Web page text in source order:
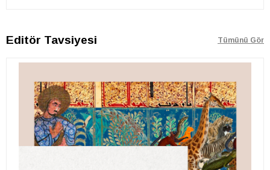
Editör Tavsiyesi Tümünü Gör